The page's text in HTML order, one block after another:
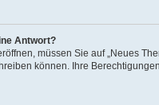
Antwort?
müssen Sie auf „Neues
können. Ihre